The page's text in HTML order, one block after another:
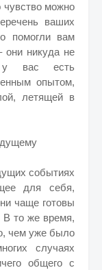
чувство можно
ваших
помогли вам
они никуда не
у вас есть
опытом,
летящей в
событиях
для себя,
чаще готовы
В то же время,
чем уже было
случаях
общего с